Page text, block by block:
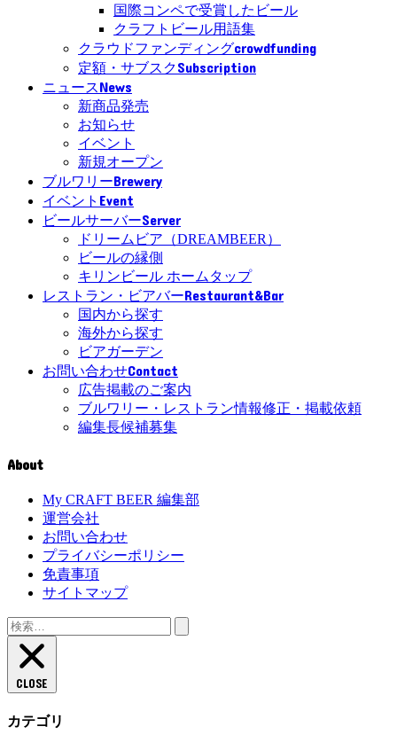
国際コンペで受賞したビール
クラフトビール用語集
クラウドファンディングcrowdfunding
定額・サブスクSubscription
ニュースNews
新商品発売
お知らせ
イベント
新規オープン
ブルワリーBrewery
イベント Event
ビールサーバーServer
ドリームビア（DREAMBEER）
ビールの縁側
キリンビール ホームタップ
レストラン・ビアバーRestaurant&Bar
国内から探す
海外から探す
ビアガーデン
お問い合わせContact
広告掲載のご案内
ブルワリー・レストラン情報修正・掲載依頼
編集長候補募集
About
My CRAFT BEER 編集部
運営会社
お問い合わせ
プライバシーポリシー
免責事項
サイトマップ
検
索:
CLOSE
カテゴリ